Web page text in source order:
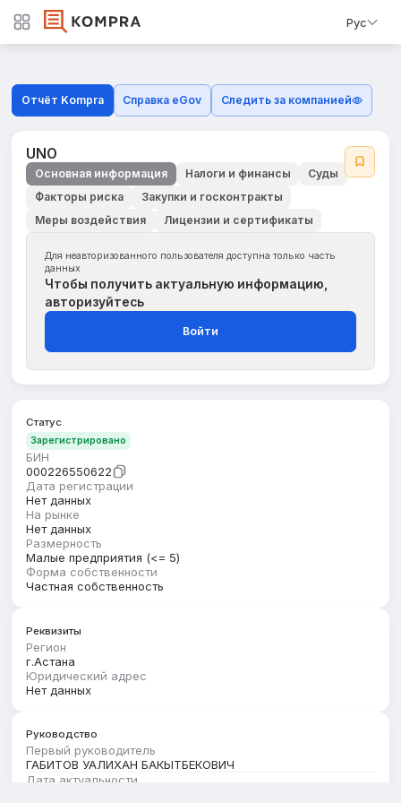
Рус
Отчёт Kompra Справка eGov Следить за компанией
UNO
Основная информация Налоги и финансы
Суды
Факторы риска
Закупки и госконтракты
Меры воздействия
Лицензии и сертификаты
Для неавторизованного пользователя доступна только часть
данных
Чтобы получить актуальную информацию,
авторизуйтесь
Войти
Статус
Зарегистрировано
БИН
000226550622
Дата регистрации
Нет данных
На рынке
Нет данных
Размерность
Малые предприятия (<= 5)
Форма собственности
Частная собственность
Реквизиты
Регион
г.Астана
Юридический адрес
Нет данных
Руководство
Первый руководитель
ГАБИТОВ УАЛИХАН БАКЫТБЕКОВИЧ
Дата актуальности